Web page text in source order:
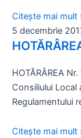
Citește mai mult
5 decembrie
HOTĂRÂREA
Consiliului Local
Regulamentului
Citește mai mult